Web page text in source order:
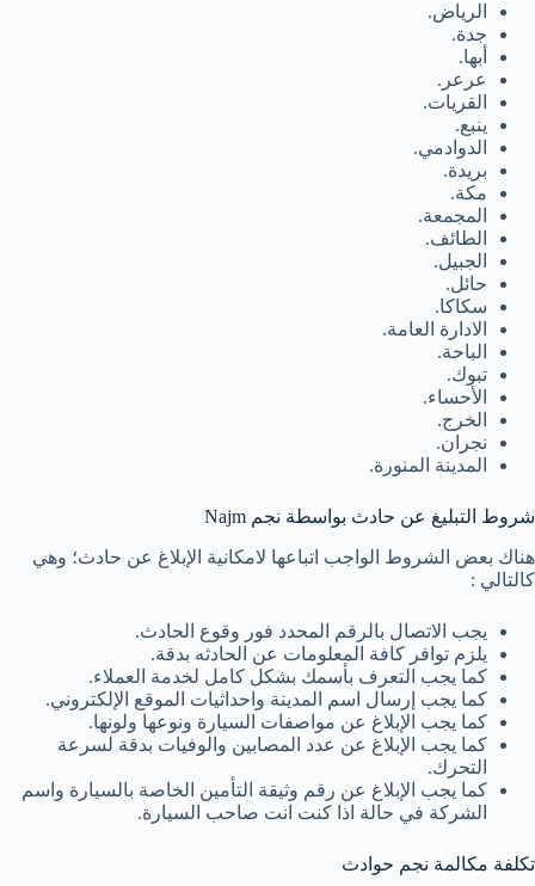
الرياض.
جدة.
أبها.
عرعر.
القريات.
ينبع.
الدوادمي.
بريدة.
مكة.
المجمعة.
الطائف.
الجبيل.
حائل.
سكاكا.
الادارة العامة.
الباحة.
تبوك.
الأحساء.
الخرج.
نجران.
المدينة المنورة.
شروط التبليغ عن حادث بواسطة نجم Najm
هناك بعض الشروط الواجب اتباعها لامكانية الإبلاغ عن حادث؛ وهي
كالتالي :
يجب الاتصال بالرقم المحدد فور وقوع الحادث.
يلزم توافر كافة المعلومات عن الحادثه بدقة.
كما يجب التعرف بأسمك بشكل كامل لخدمة العملاء.
كما يجب إرسال اسم المدينة واحداثيات الموقع الإلكتروني.
كما يجب الإبلاغ عن مواصفات السيارة ونوعها ولونها.
كما يجب الإبلاغ عن عدد المصابين والوفيات بدقة لسرعة
التحرك.
كما يجب الإبلاغ عن رقم وثيقة التأمين الخاصة بالسيارة واسم
الشركة في حالة اذا كنت انت صاحب السيارة.
تكلفة مكالمة نجم حوادث